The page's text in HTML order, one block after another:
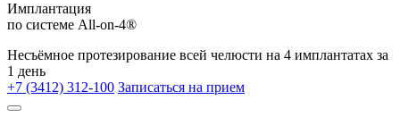
Имплантация
по системе All-on-4®
Несъёмное протезирование всей челюсти на 4 имплантатах за
1 день
+7 (3412) 312-100 Записаться на прием